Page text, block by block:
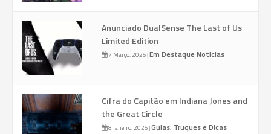
Anunciado DualSense The Last of Us
Limited Edition
7 Março, 2025|Em Destaque Noticias
Cifra do Capitão em Indiana Jones and
the Great Circle
8 Janeiro, 2025|Guias, Truques e Dicas